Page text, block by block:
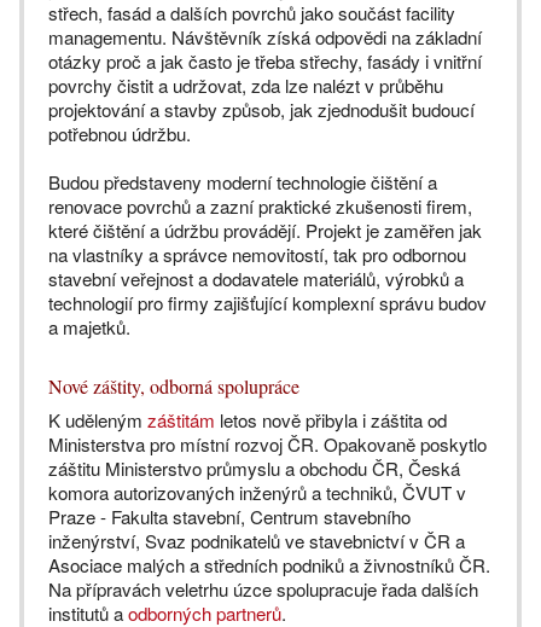
střech, fasád a dalších povrchů jako součást facility
managementu. Návštěvník získá odpovědi na základní
otázky proč a jak často je třeba střechy, fasády i vnitřní
povrchy čistit a udržovat, zda lze nalézt v průběhu
projektování a stavby způsob, jak zjednodušit budoucí
potřebnou údržbu.
Budou představeny moderní technologie čištění a
renovace povrchů a zazní praktické zkušenosti firem,
které čištění a údržbu provádějí. Projekt je zaměřen jak
na vlastníky a správce nemovitostí, tak pro odbornou
stavební veřejnost a dodavatele materiálů, výrobků a
technologií pro firmy zajišťující komplexní správu budov
a majetků.
Nové záštity, odborná spolupráce
K uděleným záštitám letos nově přibyla i záštita od
Ministerstva pro místní rozvoj ČR. Opakovaně poskytlo
záštitu Ministerstvo průmyslu a obchodu ČR, Česká
komora autorizovaných inženýrů a techniků, ČVUT v
Praze - Fakulta stavební, Centrum stavebního
inženýrství, Svaz podnikatelů ve stavebnictví v ČR a
Asociace malých a středních podniků a živnostníků ČR.
Na přípravách veletrhu úzce spolupracuje řada dalších
institutů aodborných partnerů.